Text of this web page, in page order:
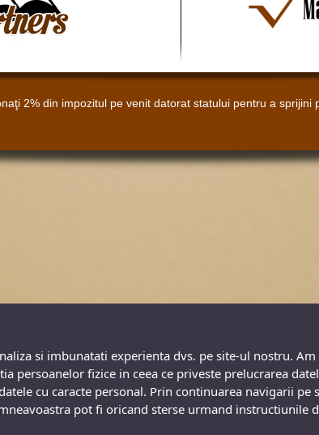
2% din impozitul pe venit datorat statului pentru a sprijini
si imbunatati experienta dvs. pe site-ul nostru.
persoanelor fizice in ceea ce priveste prelucrarea
cu caracte personal. Prin continuarea navigarii
pot fi oricand sterse urmand instructiunile